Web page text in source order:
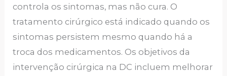
controla os sintomas, mas não cura. O
tratamento cirúrgico está indicado quando os
sintomas persistem mesmo quando há a
troca dos medicamentos. Os objetivos da
intervenção cirúrgica na DC incluem melhorar